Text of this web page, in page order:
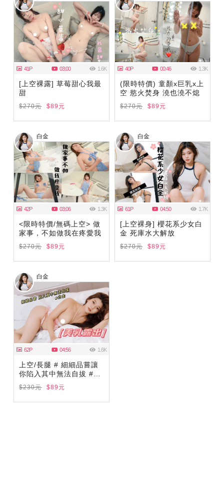
41P 03:00 1.6K
[上空裸露] 草莓甜心我最
甜
$270元 $89元
40P 00:46 1.3K
(限時特價) 童顏x巨乳x上
空 慾火焚身 澆也澆不熄
$270元 $89元
白金
42P 03:06 1.3K
<限時特價/無碼上空> 做
家事，不如做我在疼愛我
$270元 $89元
白金
61P 04:50 1.7K
[上空裸身] 櫻花系少女白
金 死庫水大解放
$270元 $89元
白金
62P 04:56 1.6K
上空/長腿 # 細細品嘗讓
你陷入其中無法自拔 #白
金
$230元 $89元